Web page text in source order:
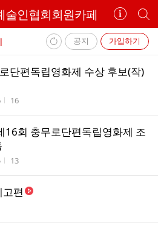
술인협회회원카페
카
페
정
보
기
개
별
카
페
검
색
공지 가입하기
단편독립영화제 수상 후보(작)
조회수
16
16회 충무로단편독립영화제 조
조회수
13
고편